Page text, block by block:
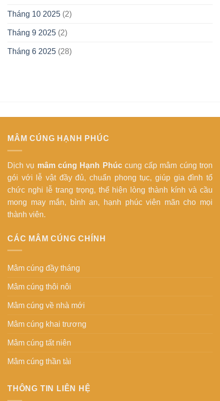
Tháng 10 2025 (2)
Tháng 9 2025 (2)
Tháng 6 2025 (28)
MÂM CÚNG HẠNH PHÚC
Dịch vụ mâm cúng Hạnh Phúccung cấp mâm cúng trọn
gói với lễ vật đầy đủ, chuẩn phong tục, giúp gia đình tổ
chức nghi lễ trang trọng, thể hiện lòng thành kính và cầu
mong may mắn, bình an, hạnh phúc viên mãn cho mọi
thành viên.
CÁC MÂM CÚNG CHÍNH
Mâm cúng đầy tháng
Mâm cúng thôi nôi
Mâm cúng về nhà mới
Mâm cúng khai trương
Mâm cúng tất niên
Mâm cúng thần tài
THÔNG TIN LIÊN HỆ